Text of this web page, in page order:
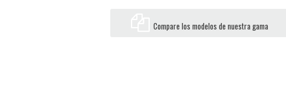
Compare los modelos de nuestra gama